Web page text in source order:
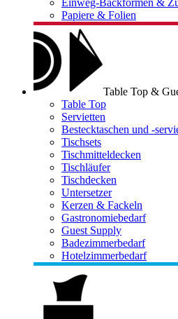
Einweg-Backformen &
Papiere & Folien
Table Top &
Table Top
Servietten
Bestecktaschen und -
Tischsets
Tischmitteldecken
Tischläufer
Tischdecken
Untersetzer
Kerzen & Fackeln
Gastronomiebedarf
Guest Supply
Badezimmerbedarf
Hotelzimmerbedarf